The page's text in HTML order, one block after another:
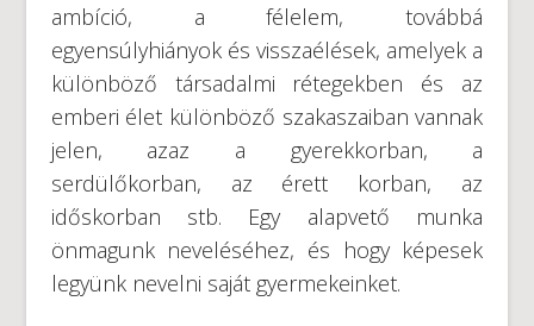
ambíció, a félelem, továbbá
egyensúlyhiányok és visszaélések, amelyek a
különböző társadalmi rétegekben és az
emberi élet különböző szakaszaiban vannak
jelen, azaz a gyerekkorban, a
serdülőkorban, az érett korban, az
időskorban stb. Egy alapvető munka
önmagunk neveléséhez, és hogy képesek
legyünk nevelni saját gyermekeinket.